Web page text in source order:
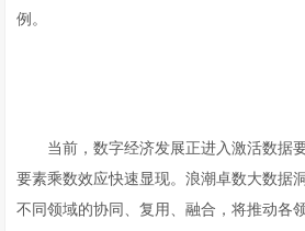
例。
当前，数字经济发展正进入激活数据
要素乘数效应快速显现。浪潮卓数大数据
不同领域的协同、复用、融合，将推动各